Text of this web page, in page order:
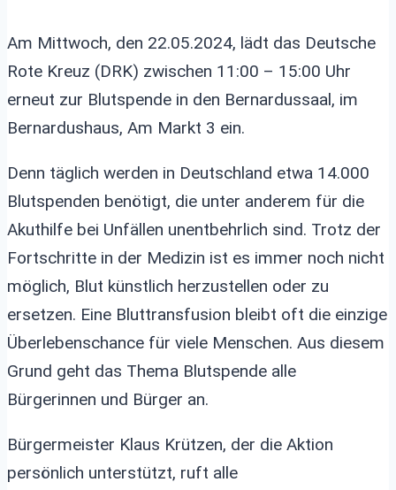
Am Mittwoch, den 22.05.2024, lädt das Deutsche
Rote Kreuz (DRK) zwischen 11:00 – 15:00 Uhr
erneut zur Blutspende in den Bernardussaal, im
Bernardushaus, Am Markt 3 ein.
Denn täglich werden in Deutschland etwa 14.000
Blutspenden benötigt, die unter anderem für die
Akuthilfe bei Unfällen unentbehrlich sind. Trotz der
Fortschritte in der Medizin ist es immer noch nicht
möglich, Blut künstlich herzustellen oder zu
ersetzen. Eine Bluttransfusion bleibt oft die einzige
Überlebenschance für viele Menschen. Aus diesem
Grund geht das Thema Blutspende alle
Bürgerinnen und Bürger an.
Bürgermeister Klaus Krützen, der die Aktion
persönlich unterstützt, ruft alle